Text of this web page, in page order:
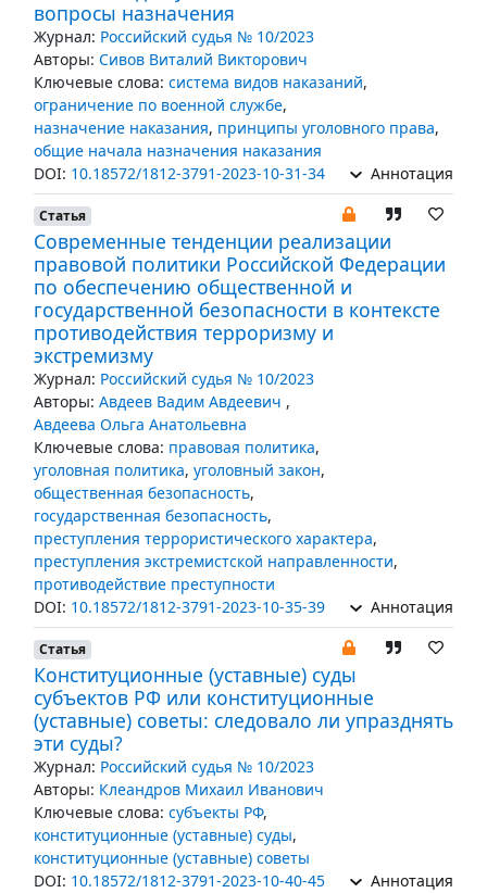
вопросы назначения
Журнал: Российский судья № 10/2023
Авторы: Сивов Виталий Викторович
Ключевые слова: система видов наказаний,
ограничение по военной службе,
назначение наказания, принципы уголовного права,
общие начала назначения наказания
DOI: 10.18572/1812-3791-2023-10-31-34 Аннотация
Статья
Современные тенденции реализации
правовой политики Российской Федерации
по обеспечению общественной и
государственной безопасности в контексте
противодействия терроризму и
экстремизму
Журнал: Российский судья № 10/2023
Авторы: Авдеев Вадим Авдеевич ,
Авдеева Ольга Анатольевна
Ключевые слова: правовая политика,
уголовная политика, уголовный закон,
общественная безопасность,
государственная безопасность,
преступления террористического характера,
преступления экстремистской направленности,
противодействие преступности
DOI: 10.18572/1812-3791-2023-10-35-39 Аннотация
Статья
Конституционные (уставные) суды
субъектов РФ или конституционные
(уставные) советы: следовало ли упразднять
эти суды?
Журнал: Российский судья № 10/2023
Авторы: Клеандров Михаил Иванович
Ключевые слова: субъекты РФ,
конституционные (уставные) суды,
конституционные (уставные) советы
DOI: 10.18572/1812-3791-2023-10-40-45 Аннотация